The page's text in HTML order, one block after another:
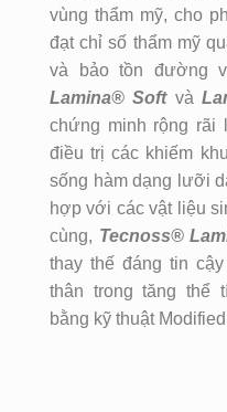
vùng thẩm mỹ, cho
đạt chỉ số thẩm mỹ
và bảo tồn đường
Lamina® Softvà
chứng minh rộng rãi
điều trị các khiếm
sống hàm dạng lưỡi
hợp với các vật liệu
cùng, Tecnoss®
thay thế đáng tin
thân trong tăng thể
bằng kỹ thuật Modified